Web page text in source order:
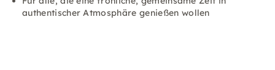
authentischer Atmosphäre genießen wollen